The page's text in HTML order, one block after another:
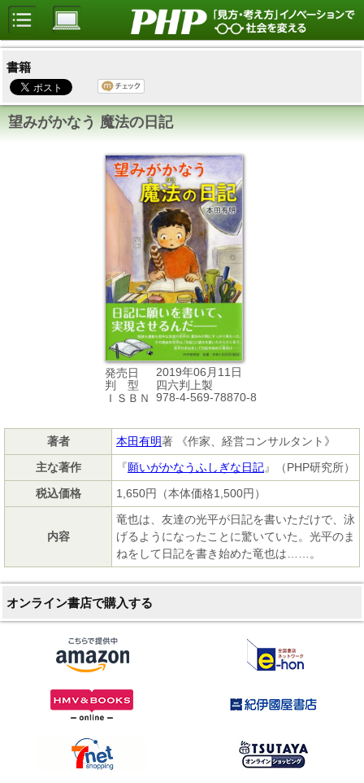
書籍
望みがかなう 魔法の日記
発売日
2019年06月11日
判 型
四六判上製
ＩＳＢＮ
978-4-569-78870-8
著者 本田有明著 《作家、経営コンサルタント》
主な著作
『願いがかなうふしぎな日記』（PHP研究所）
税込価格
1,650円（本体価格1,500円）
内容
竜也は、友達の光平が日記を書いただけで、泳
げるようになったことに驚いていた。光平のま
ねをして日記を書き始めた竜也は……。
オンライン書店で購入する